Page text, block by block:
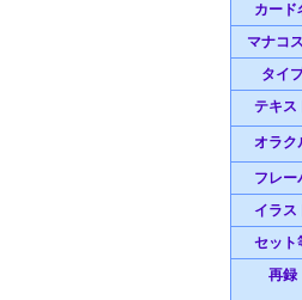
カード
マナコ
タイ
テキス
オラク
フレー
イラス
セット
再録